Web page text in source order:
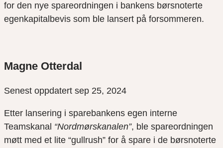
for den nye spareordningen i bankens børsnoterte
egenkapitalbevis som ble lansert på forsommeren.
Magne Otterdal
Senest oppdatert sep 25, 2024
Etter lansering i sparebankens egen interne
Teamskanal “Nordmørskanalen”, ble spareordningen
møtt med et lite “gullrush” for å spare i de børsnoterte